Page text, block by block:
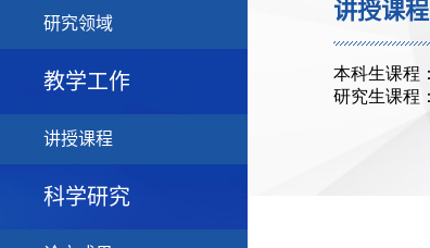
研究领域
教学工作
讲授课程
科学研究
讲授课程